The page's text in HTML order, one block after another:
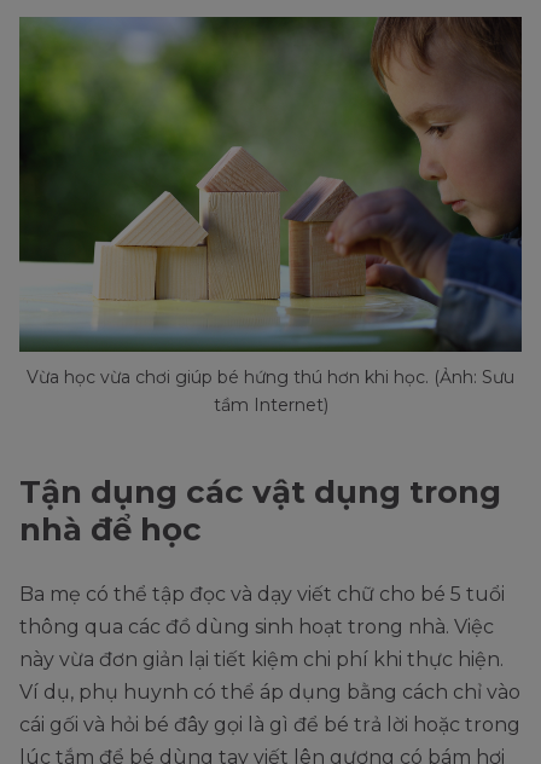
Vừa học vừa chơi giúp bé hứng thú hơn khi học. (Ảnh: Sưu
tầm Internet)
Tận dụng các vật dụng trong
nhà để học
Ba mẹ có thể tập đọc và dạy viết chữ cho bé 5 tuổi
thông qua các đồ dùng sinh hoạt trong nhà. Việc
này vừa đơn giản lại tiết kiệm chi phí khi thực hiện.
Ví dụ, phụ huynh có thể áp dụng bằng cách chỉ vào
cái gối và hỏi bé đây gọi là gì để bé trả lời hoặc trong
lúc tắm để bé dùng tay viết lên gương có bám hơi